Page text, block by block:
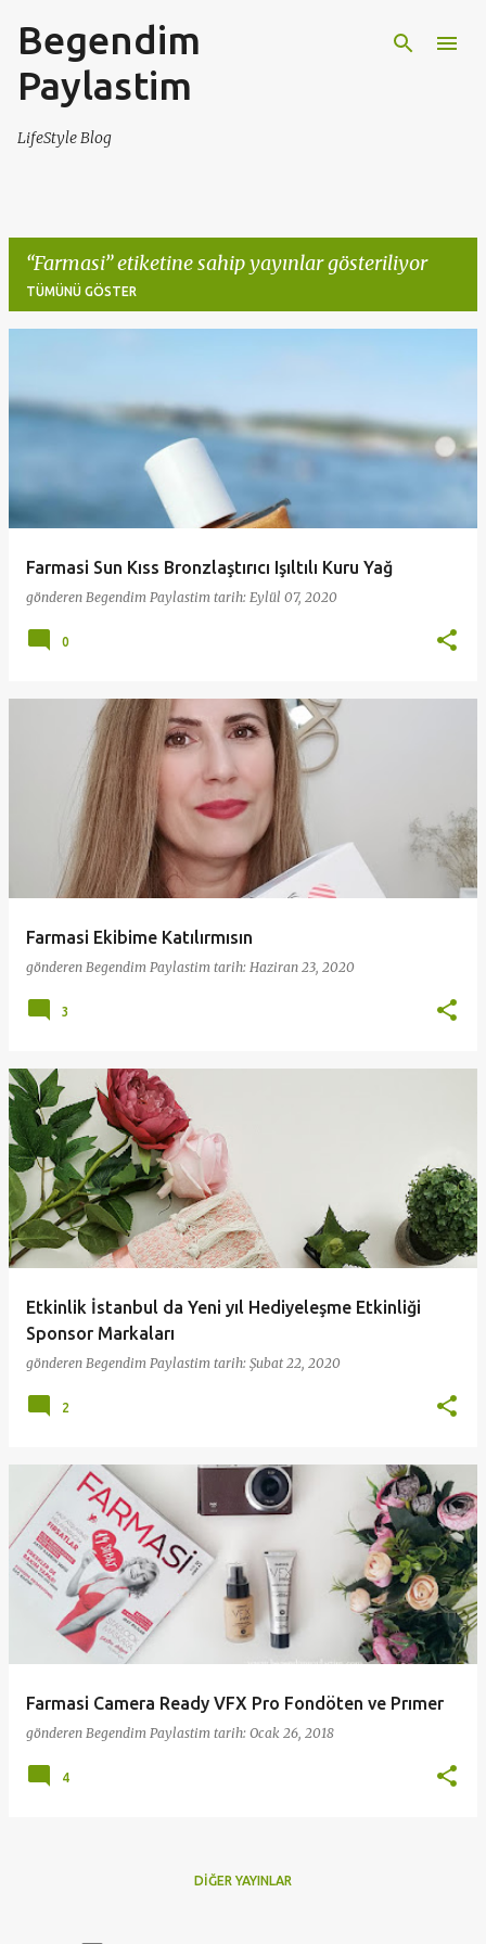
Begendim
Paylastim
LifeStyle Blog
Farmasi etiketine sahip yayınlar gösteriliyor
TÜMÜNÜ GÖSTER
a
y
t
Farmasi Sun Kıss Bronzlaştırıcı Işıltılı Kuru Yağ
gönderen Begendim Paylastim tarih: Eylül 07, 2020
0
Farmasi Ekibime Katılırmısın
gönderen Begendim Paylastim tarih: Haziran 23, 2020
3
Etkinlik İstanbul da Yeni yıl Hediyeleşme Etkinliği
Sponsor Markaları
gönderen Begendim Paylastim tarih: Şubat 22, 2020
2
Farmasi Camera Ready VFX Pro Fondöten ve Prımer
gönderen Begendim Paylastim tarih: Ocak 26, 2018
4
DIĞER YAYINLAR